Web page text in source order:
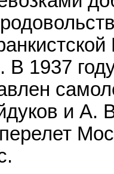
В 1937
и А.